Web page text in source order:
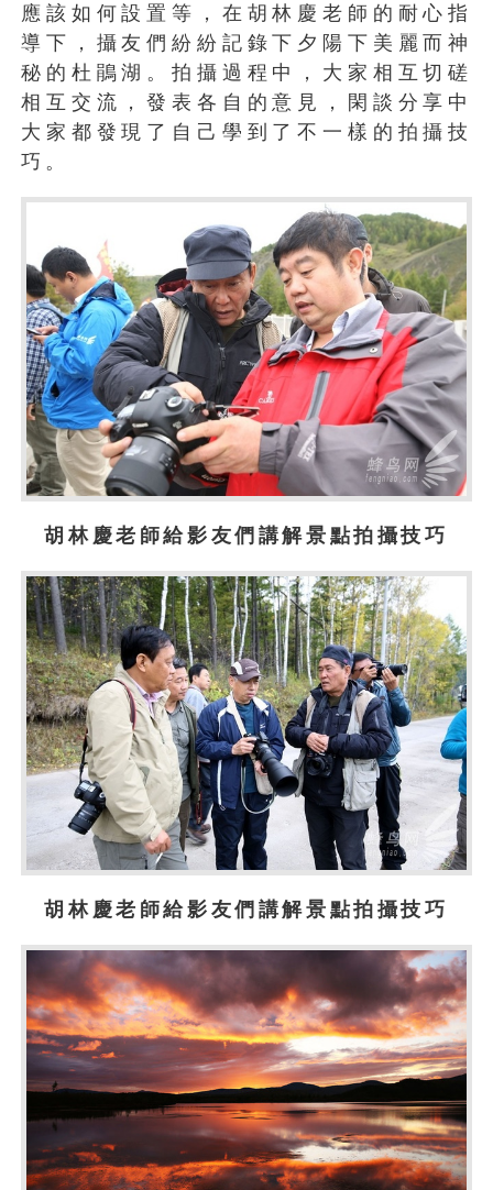
應該如何設置等，在胡林慶老師的耐心指
導下，攝友們紛紛記錄下夕陽下美麗而神
秘的杜鵑湖。拍攝過程中，大家相互切磋
相互交流，發表各自的意見，閑談分享中
大家都發現了自己學到了不一樣的拍攝技
巧。
胡林慶老師給影友們講解景點拍攝技巧
胡林慶老師給影友們講解景點拍攝技巧